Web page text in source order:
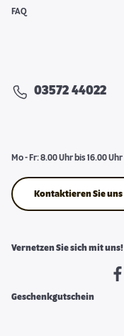
FAQ
03572 44022
Mo - Fr: 8.00 Uhr bis 16.00 Uhr
Kontaktieren Sie uns
Vernetzen Sie sich mit uns!
Geschenkgutschein